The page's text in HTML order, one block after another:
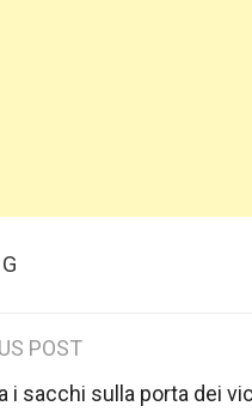
POST
i sacchi sulla porta dei